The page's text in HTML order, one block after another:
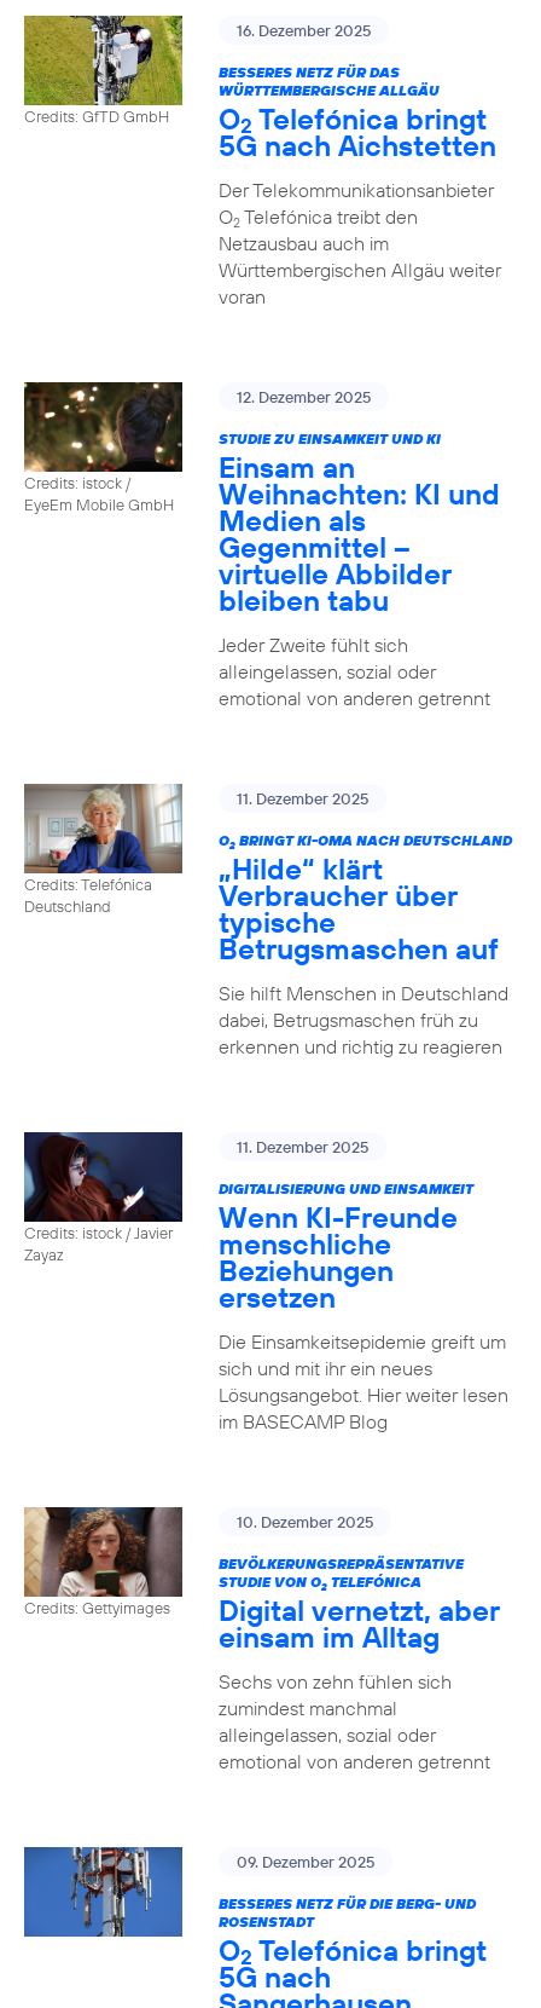
Credits: GfTD GmbH
16. Dezember 2025
BESSERES NETZ FÜR DAS
WÜRTTEMBERGISCHE ALLGÄU
O2 Telefónica bringt
5G nach Aichstetten
Der Telekommunikationsanbieter
O2Telefónica treibt den
Netzausbau auch im
Württembergischen Allgäu weiter
voran
Credits: istock /
EyeEm Mobile GmbH
12. Dezember 2025
STUDIE ZU EINSAMKEIT UND KI
Einsam an
Weihnachten: KI und
Medien als
Gegenmittel –
virtuelle Abbilder
bleiben tabu
Jeder Zweite fühlt sich
alleingelassen, sozial oder
emotional von anderen getrennt
Credits: Telefónica
Deutschland
11. Dezember 2025
O2BRINGT KI-OMA NACH DEUTSCHLAND
„Hilde“ klärt
Verbraucher über
typische
Betrugsmaschen auf
Sie hilft Menschen in Deutschland
dabei, Betrugsmaschen früh zu
erkennen und richtig zu reagieren
Credits: istock / Javier
Zayaz
11. Dezember 2025
DIGITALISIERUNG UND EINSAMKEIT
Wenn KI-Freunde
menschliche
Beziehungen
ersetzen
Die Einsamkeitsepidemie greift um
sich und mit ihr ein neues
Lösungsangebot. Hier weiter lesen
im BASECAMP Blog
Credits: Gettyimages
10. Dezember 2025
BEVÖLKERUNGSREPRÄSENTATIVE
STUDIE VON O2TELEFÓNICA
Digital vernetzt, aber
einsam im Alltag
Sechs von zehn fühlen sich
zumindest manchmal
alleingelassen, sozial oder
emotional von anderen getrennt
09. Dezember 2025
BESSERES NETZ FÜR DIE BERG- UND
ROSENSTADT
O2 Telefónica bringt
5G nach